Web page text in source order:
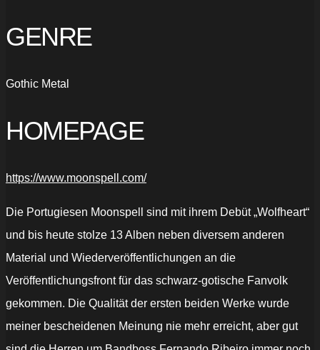
GENRE
Gothic Metal
HOMEPAGE
https://www.moonspell.com/
Die Portugiesen Moonspell sind mit ihrem Debüt „Wolfheart“
und bis heute stolze 13 Alben neben diversem anderen
Material und Wiederveröffentlichungen an die
Veröffentlichungsfront für das schwarz-gotische Fanvolk
gekommen. Die Qualität der ersten beiden Werke wurde
meiner bescheidenen Meinung nie mehr erreicht, aber gut